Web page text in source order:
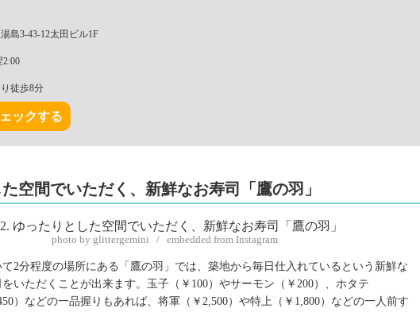
島3-43-12太田ビル1F
2:00
徒歩8分
ックする
空間でいただく、新鮮なお寿司「鷹の羽」
photo by glittergemini / embedded from Instagram
2分程度の場所にある「鷹の羽」では、築地から毎日仕入れているという新鮮な
いただくことが出来ます。玉子（￥100）やサーモン（￥200）、ホタテ
）などの一品握りもあれば、将軍（￥2,500）や特上（￥1,800）などの一人前す